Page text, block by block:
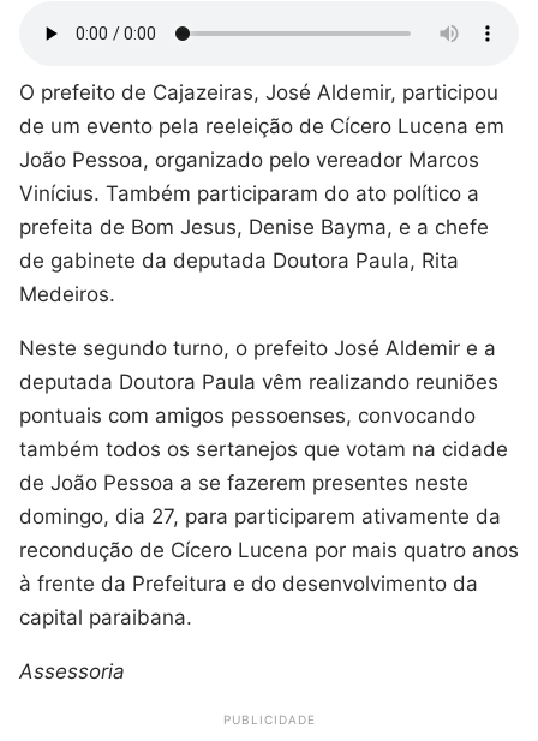
O prefeito de Cajazeiras, José Aldemir, participou
de um evento pela reeleição de Cícero Lucena em
João Pessoa, organizado pelo vereador Marcos
Vinícius. Também participaram do ato político a
prefeita de Bom Jesus, Denise Bayma, e a chefe
de gabinete da deputada Doutora Paula, Rita
Medeiros.
Neste segundo turno, o prefeito José Aldemir e a
deputada Doutora Paula vêm realizando reuniões
pontuais com amigos pessoenses, convocando
também todos os sertanejos que votam na cidade
de João Pessoa a se fazerem presentes neste
domingo, dia 27, para participarem ativamente da
recondução de Cícero Lucena por mais quatro anos
à frente da Prefeitura e do desenvolvimento da
capital paraibana.
Assessoria
PUBLICIDADE